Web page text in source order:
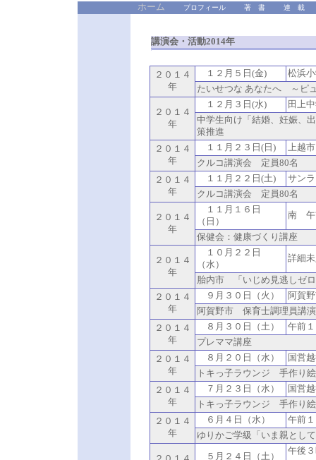
ホーム プロフィール 著 書 連 載
講演会・活動2014年
２０１４
年
１２月５日(金)
松浜
たいせつな あなたへ ～ピ
２０１４
年
１２月３日(水)
田上
中学生向け「結婚、妊娠、
策推進
２０１４
年
１１月２３日(日)
上越
クルコ講演会 定員80名
２０１４
年
１１月２２日(土)
サン
クルコ講演会 定員80名
２０１４
年
１１月１６日
（日）
南 午
保健会：健康づくり講座
２０１４
年
１０月２２日
（水）
詳細
胎内市 「いじめ見逃しゼ
２０１４
年
９月３０日（火）
阿賀
阿賀野市 保育士調理員講
２０１４
年
８月３０日（土）
午前
プレママ講座
２０１４
年
８月２０日（水）
国営
トキっ子ラウンジ 手作り
２０１４
年
７月２３日（水）
国営
トキっ子ラウンジ 手作り
２０１４
年
６月４日（水）
午前
ゆりかご学級「いま親とし
５月２４日（土）
午後